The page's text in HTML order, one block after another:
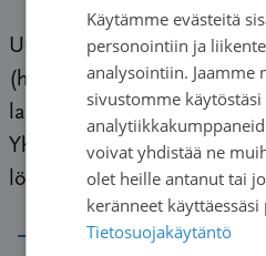
Uusi vuosi 2018, täynnä
(hehheh) tasaista arkea
lapsiperheessämme elettiin
Yhtäkkiä kaikki muuttui
löysi parranajon
→
Käytämme evästeitä
personointiin ja
analysointiin. Jaamme
sivustomme
voivat yhdistää ne
olet heille antanut tai
keränneet
Tietosuojakäytäntö